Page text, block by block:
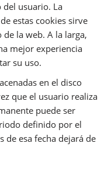
del usuario. La
estas cookies sirve
la web. A la larga,
mejor experiencia
su uso.
en el disco
que el usuario realiza
puede ser
definido por el
de esa fecha dejará de